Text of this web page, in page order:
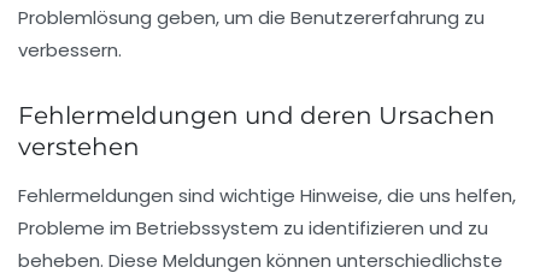
Problemlösung geben, um die Benutzererfahrung zu
verbessern.
Fehlermeldungen und deren Ursachen
verstehen
Fehlermeldungen sind wichtige Hinweise, die uns helfen,
Probleme im Betriebssystem zu identifizieren und zu
beheben. Diese Meldungen können unterschiedlichste